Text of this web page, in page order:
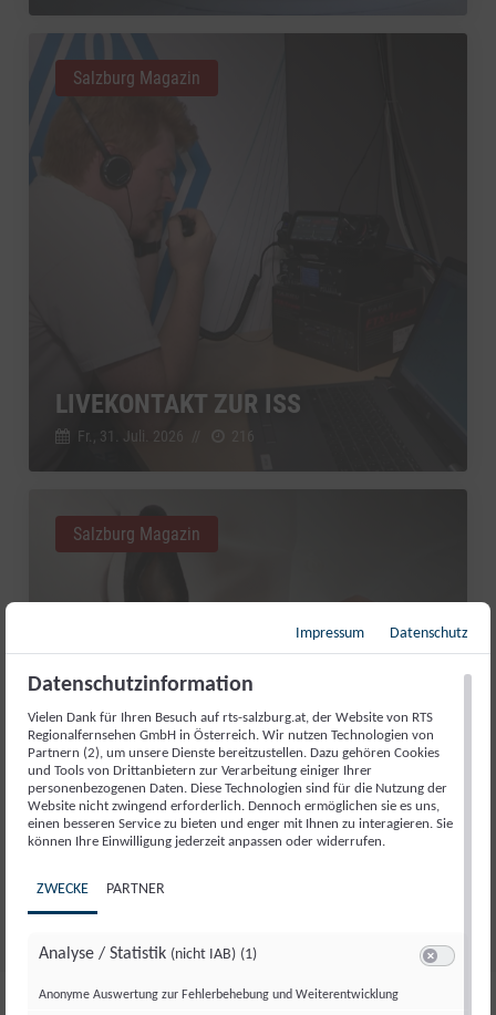
LIVEKONTAKT ZUR ISS
Fr., 31. Juli. 2026
Salzburg Magazin
GUT AIDERBICHL: LIEBLINGSTIER
Fr., 31. Juli. 2026
Salzburg Magazin
Impressum Datenschutz
Datenschutzinformation
Vielen Dank für Ihren Besuch auf rts-salzburg.at, der Website von RTS
Regionalfernsehen GmbH in Österreich. Wir nutzen Technologien von
Partnern (2), um unsere Dienste bereitzustellen. Dazu gehören Cookies
und Tools von Drittanbietern zur Verarbeitung einiger Ihrer
personenbezogenen Daten. Diese Technologien sind für die Nutzung der
Website nicht zwingend erforderlich. Dennoch ermöglichen sie es uns,
einen besseren Service zu bieten und enger mit Ihnen zu interagieren. Sie
können Ihre Einwilligung jederzeit anpassen oder widerrufen.
ZWECKE PARTNER
Analyse / Statistik (nicht IAB) (1)
Anonyme Auswertung zur Fehlerbehebung und Weiterentwicklung